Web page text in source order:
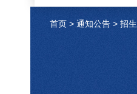
首页 > 通知公告 > 招生